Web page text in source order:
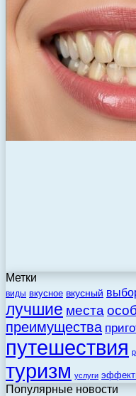
Метки
виды вкусное вкусный
лучшие места
преимущества
путешествия
туризм услуги
Популярные новости